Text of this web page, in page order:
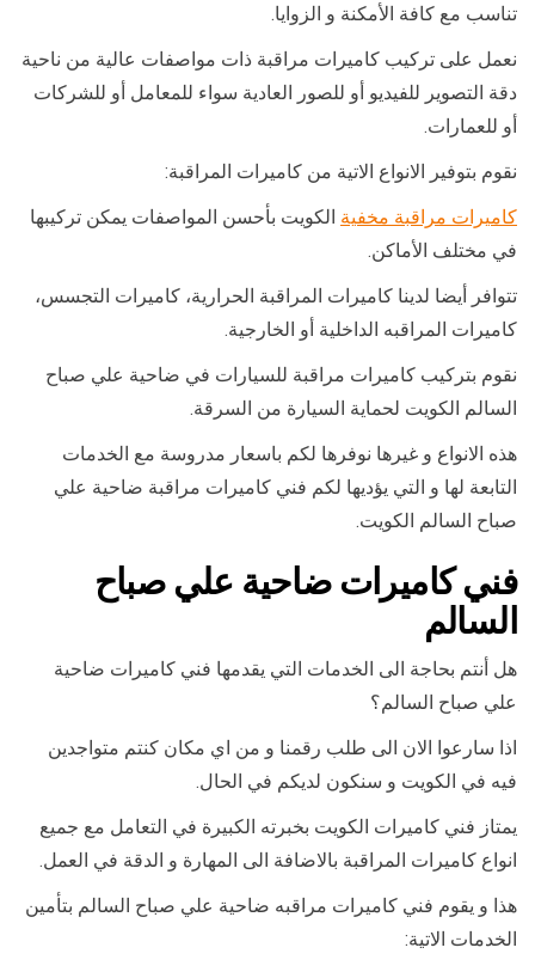
تناسب مع كافة الأمكنة و الزوايا.
نعمل على تركيب كاميرات مراقبة ذات مواصفات عالية من ناحية
دقة التصوير للفيديو أو للصور العادية سواء للمعامل أو للشركات
أو للعمارات.
نقوم بتوفير الانواع الاتية من كاميرات المراقبة:
كاميرات مراقبة مخفية الكويت بأحسن المواصفات يمكن تركيبها
في مختلف الأماكن.
تتوافر أيضا لدينا كاميرات المراقبة الحرارية، كاميرات التجسس،
كاميرات المراقبه الداخلية أو الخارجية.
نقوم بتركيب كاميرات مراقبة للسيارات في ضاحية علي صباح
السالم الكويت لحماية السيارة من السرقة.
هذه الانواع و غيرها نوفرها لكم باسعار مدروسة مع الخدمات
التابعة لها و التي يؤديها لكم فني كاميرات مراقبة ضاحية علي
صباح السالم الكويت.
فني كاميرات ضاحية علي صباح
السالم
هل أنتم بحاجة الى الخدمات التي يقدمها فني كاميرات ضاحية
علي صباح السالم؟
اذا سارعوا الان الى طلب رقمنا و من اي مكان كنتم متواجدين
فيه في الكويت و سنكون لديكم في الحال.
يمتاز فني كاميرات الكويت بخبرته الكبيرة في التعامل مع جميع
انواع كاميرات المراقبة بالاضافة الى المهارة و الدقة في العمل.
هذا و يقوم فني كاميرات مراقبه ضاحية علي صباح السالم بتأمين
الخدمات الاتية: